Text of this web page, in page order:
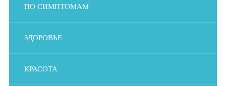
ПО СИМПТОМАМ
ЗДОРОВЬЕ
КРАСОТА